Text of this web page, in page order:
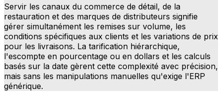
Servir les canaux du commerce de détail, de la
restauration et des marques de distributeurs signifie
gérer simultanément les remises sur volume, les
conditions spécifiques aux clients et les variations de prix
pour les livraisons. La tarification hiérarchique,
l'escompte en pourcentage ou en dollars et les calculs
basés sur la date gèrent cette complexité avec précision,
mais sans les manipulations manuelles qu'exige l'ERP
générique.